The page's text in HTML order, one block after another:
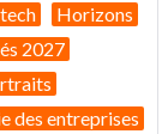
Horizons
2027
des entreprises